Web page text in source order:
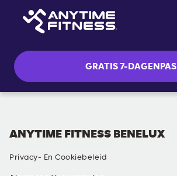
GRATIS 7-DAGENPAS
ANYTIME FITNESS BENELUX
Privacy- En Cookiebeleid